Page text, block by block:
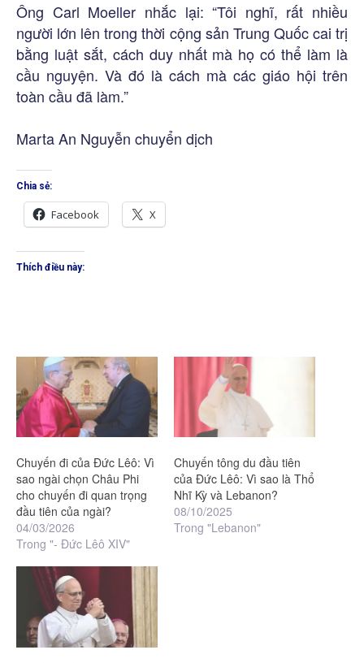
Ông Carl Moeller nhắc lại: “Tôi nghĩ, rất nhiều
người lớn lên trong thời cộng sản Trung Quốc cai trị
bằng luật sắt, cách duy nhất mà họ có thể làm là
cầu nguyện. Và đó là cách mà các giáo hội trên
toàn cầu đã làm.”
Marta An Nguyễn chuyển dịch
Chia sẻ:
Facebook X
Thích điều này:
Chuyến đi của Đức Lêô: Vì
sao ngài chọn Châu Phi
cho chuyến đi quan trọng
đầu tiên của ngài?
04/03/2026
Trong "- Đức Lêô XIV"
Chuyến tông du đầu tiên
của Đức Lêô: Vì sao là Thổ
Nhĩ Kỳ và Lebanon?
08/10/2025
Trong "Lebanon"